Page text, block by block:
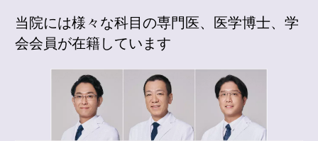
当院には様々な科目の専門医、医学博士、学
会会員が在籍しています